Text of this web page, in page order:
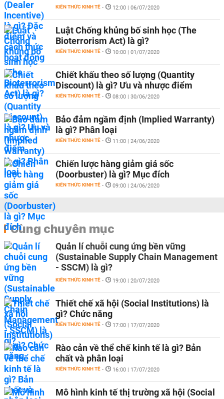
KIẾN THỨC KINH TẾ - 12:00 | 06/07/2020
Luật Chống khủng bố sinh học (The
Bioterrorism Act) là gì?
KIẾN THỨC KINH TẾ - 10:00 | 01/07/2020
Chiết khấu theo số lượng (Quantity
Discount) là gì? Ưu và nhược điểm
KIẾN THỨC KINH TẾ - 08:00 | 30/06/2020
Bảo đảm ngầm định (Implied Warranty)
là gì? Phân loại
KIẾN THỨC KINH TẾ - 11:00 | 24/06/2020
Chiến lược hàng giảm giá sốc
(Doorbuster) là gì? Mục đích
KIẾN THỨC KINH TẾ - 09:00 | 24/06/2020
Cùng chuyên mục
Quản lí chuỗi cung ứng bền vững
(Sustainable Supply Chain Management
- SSCM) là gì?
KIẾN THỨC KINH TẾ - 19:00 | 20/07/2020
Thiết chế xã hội (Social Institutions) là
gì? Chức năng
KIẾN THỨC KINH TẾ - 17:00 | 17/07/2020
Rào cản về thể chế kinh tế là gì? Bản
chất và phân loại
KIẾN THỨC KINH TẾ - 16:00 | 17/07/2020
Mô hình kinh tế thị trường xã hội (Social